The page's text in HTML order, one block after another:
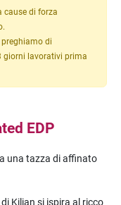
cause di forza
di
giorni lavorativi prima
EDP
una tazza di affinato
Kilian si ispira al ricco